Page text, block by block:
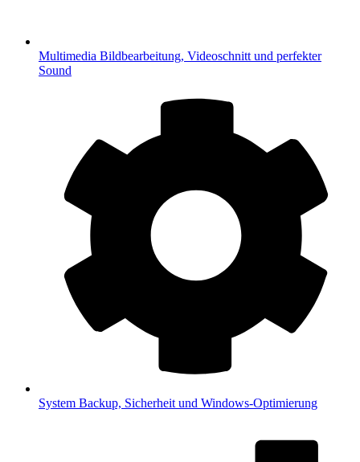
Multimedia Bildbearbeitung, Videoschnitt und perfekter
Sound
System Backup, Sicherheit und Windows-Optimierung